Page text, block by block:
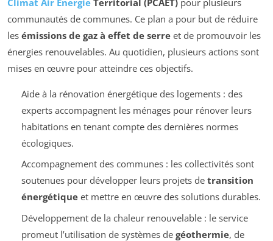
communautés de communes. Ce plan a pour but de réduire
les émissions de gaz à effet de serre et de promouvoir les
énergies renouvelables. Au quotidien, plusieurs actions sont
mises en œuvre pour atteindre ces objectifs.
Aide à la rénovation énergétique des logements : des
experts accompagnent les ménages pour rénover leurs
habitations en tenant compte des dernières normes
écologiques.
Accompagnement des communes : les collectivités sont
soutenues pour développer leurs projets de transition
énergétiqueet mettre en œuvre des solutions durables.
Développement de la chaleur renouvelable : le service
promeut l’utilisation de systèmes de géothermie, de